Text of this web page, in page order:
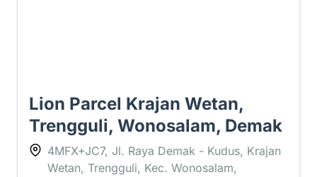
Lion Parcel Krajan Wetan,
Trengguli, Wonosalam, Demak
4MFX+JC7, Jl. Raya Demak - Kudus, Krajan
Wetan, Trengguli, Kec. Wonosalam,